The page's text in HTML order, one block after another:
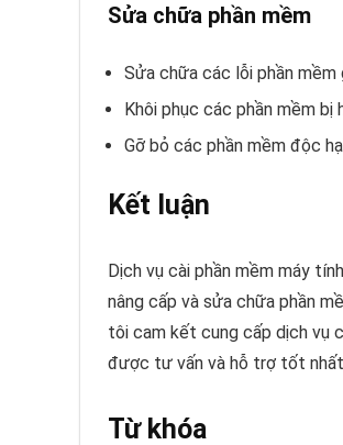
Sửa chữa phần mềm
Sửa chữa các lỗi phần mềm
Khôi phục các phần mềm bị
Gỡ bỏ các phần mềm độc
Kết luận
Dịch vụ cài phần mềm máy
nâng cấp và sửa chữa phần
tôi cam kết cung cấp dịch vụ
được tư vấn và hỗ trợ tốt
Từ khóa